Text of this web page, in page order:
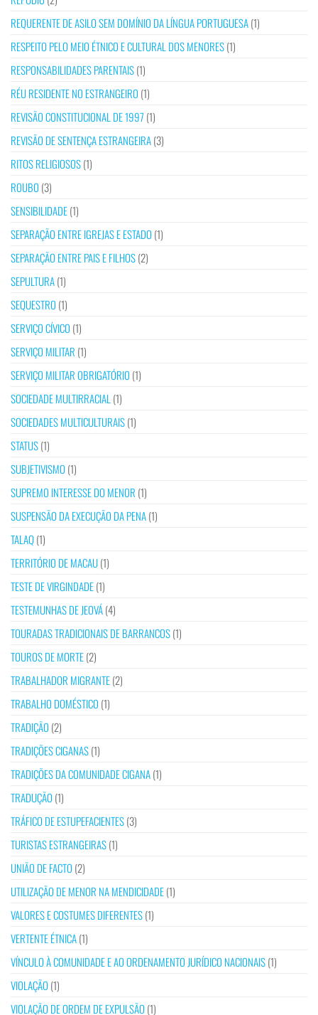
REQUERENTE DE ASILO SEM DOMÍNIO DA LÍNGUA PORTUGUESA(1)
RESPEITO PELO MEIO ÉTNICO E CULTURAL DOS MENORES(1)
RESPONSABILIDADES PARENTAIS(1)
RÉU RESIDENTE NO ESTRANGEIRO (1)
REVISÃO CONSTITUCIONAL DE 1997 (1)
REVISÃO DE SENTENÇA ESTRANGEIRA(3)
RITOS RELIGIOSOS(1)
ROUBO (3)
SENSIBILIDADE(1)
SEPARAÇÃO ENTRE IGREJAS E ESTADO (1)
SEPARAÇÃO ENTRE PAIS E FILHOS(2)
SEPULTURA(1)
SEQUESTRO (1)
SERVIÇO CÍVICO (1)
SERVIÇO MILITAR (1)
SERVIÇO MILITAR OBRIGATÓRIO (1)
SOCIEDADE MULTIRRACIAL (1)
SOCIEDADES MULTICULTURAIS(1)
STATUS(1)
SUBJETIVISMO (1)
SUPREMO INTERESSE DO MENOR (1)
SUSPENSÃO DA EXECUÇÃO DA PENA(1)
TALAQ(1)
TERRITÓRIO DE MACAU(1)
TESTE DE VIRGINDADE(1)
TESTEMUNHAS DE JEOVÁ(4)
TOURADAS TRADICIONAIS DE BARRANCOS(1)
TOUROS DE MORTE(2)
TRABALHADOR MIGRANTE(2)
TRABALHO DOMÉSTICO (1)
TRADIÇÃO (2)
TRADIÇÕES CIGANAS(1)
TRADIÇÕES DA COMUNIDADE CIGANA(1)
TRADUÇÃO (1)
TRÁFICO DE ESTUPEFACIENTES(3)
TURISTAS ESTRANGEIRAS(1)
UNIÃO DE FACTO (2)
UTILIZAÇÃO DE MENOR NA MENDICIDADE(1)
VALORES E COSTUMES DIFERENTES(1)
VERTENTE ÉTNICA(1)
VÍNCULO À COMUNIDADE E AO ORDENAMENTO JURÍDICO NACIONAIS(1)
VIOLAÇÃO (1)
VIOLAÇÃO DE ORDEM DE EXPULSÃO (1)